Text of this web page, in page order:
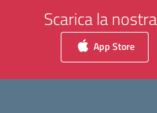
Scarica la
App Store